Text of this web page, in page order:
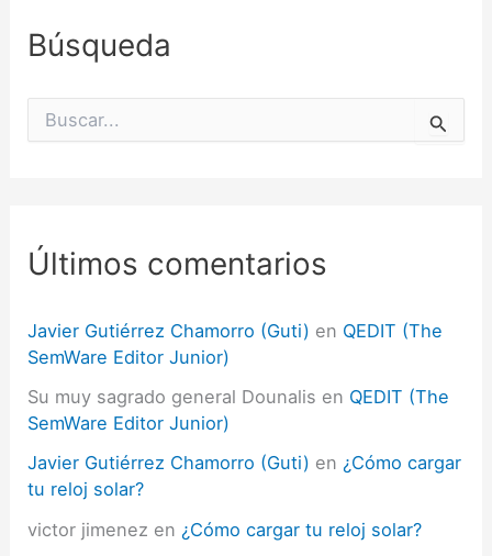
Búsqueda
Últimos comentarios
Javier Gutiérrez Chamorro (Guti) en QEDIT (The
SemWare Editor Junior)
Su muy sagrado general Dounalis en QEDIT (The
SemWare Editor Junior)
Javier Gutiérrez Chamorro (Guti) en ¿Cómo cargar
tu reloj solar?
victor jimenez en ¿Cómo cargar tu reloj solar?